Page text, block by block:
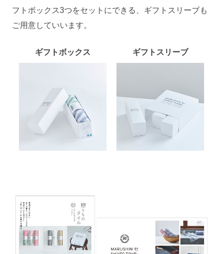
フトボックス3つをセットにできる、ギフトスリーブも
ご用意していいます。
ギフトボックス ギフトスリーブ